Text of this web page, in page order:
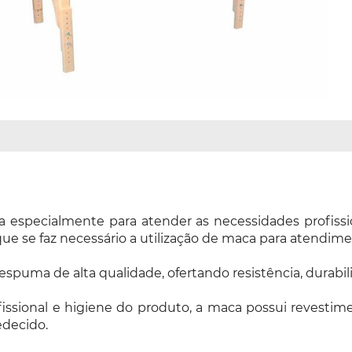
para atender as necessidades
se faz necessário a utilização de maca para
de alta qualidade, ofertando resistência,
e higiene do produto, a maca possui